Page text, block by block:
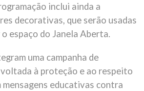
inclui ainda a
decorativas, que serão usadas
espaço do Janela Aberta.
uma campanha de
à proteção e ao respeito
mensagens educativas contra